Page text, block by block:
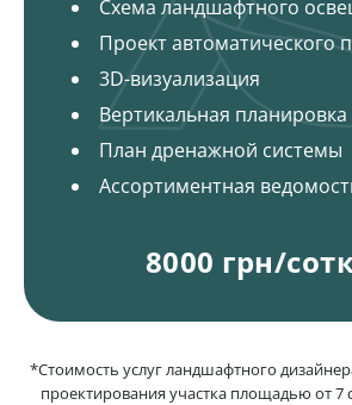
Схема ландшафтного
Проект автоматического
3D-визуализация
Вертикальная планировка
План дренажной системы
Ассортиментная
8000 грн/
*Стоимость услуг ландшафтного
проектирования участка площадью от 7